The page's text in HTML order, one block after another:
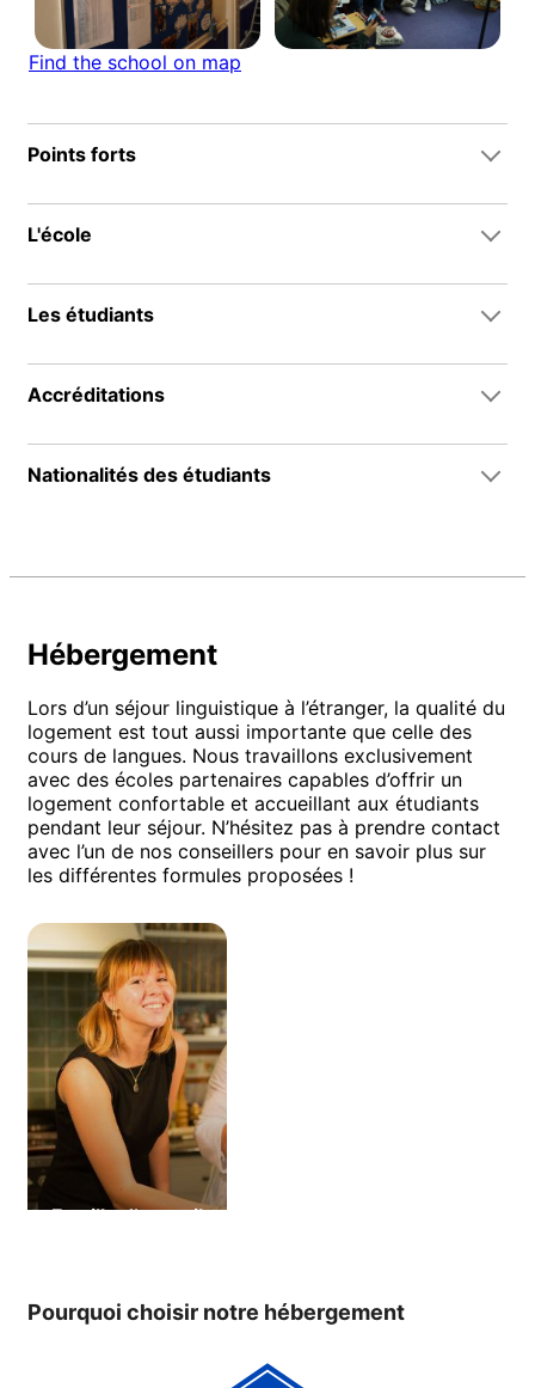
Find the school on map
Points forts
L'école
Les étudiants
Accréditations
Nationalités des étudiants
Hébergement
Lors d’un séjour linguistique à l’étranger, la qualité du
logement est tout aussi importante que celle des
cours de langues. Nous travaillons exclusivement
avec des écoles partenaires capables d’offrir un
logement confortable et accueillant aux étudiants
pendant leur séjour. N’hésitez pas à prendre contact
avec l’un de nos conseillers pour en savoir plus sur
les différentes formules proposées !
Famille d’accueil
Pourquoi choisir notre hébergement